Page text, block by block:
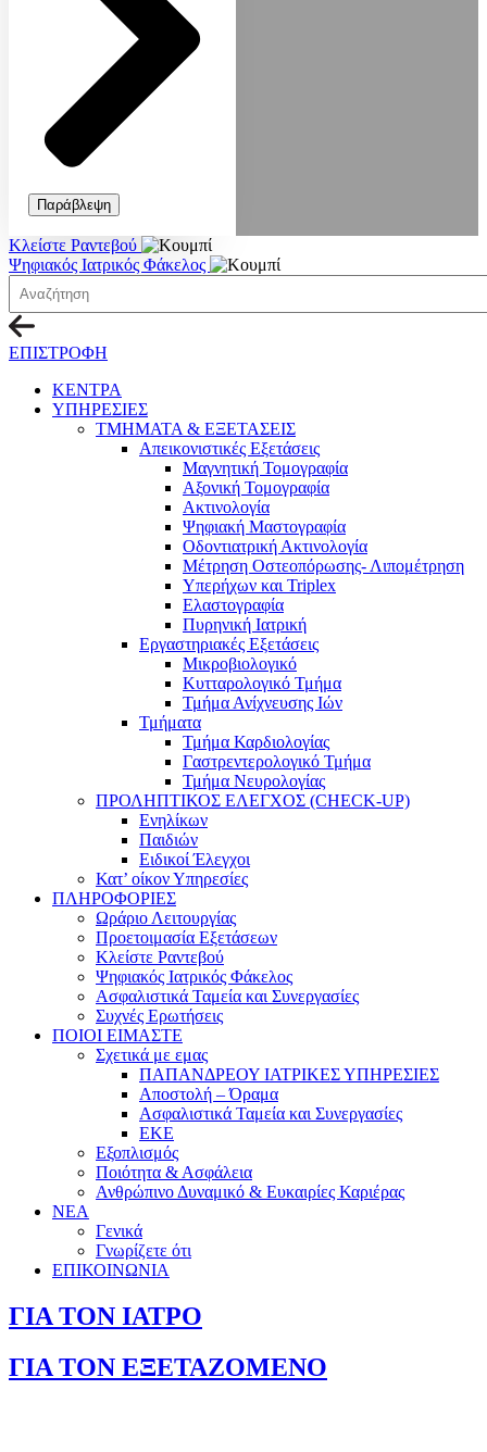
Παράβλεψη
Κλείστε Ραντεβού
Ψηφιακός Ιατρικός Φάκελος
ΕΠΙΣΤΡΟΦΗ
ΚΕΝΤΡΑ
ΥΠΗΡΕΣΙΕΣ
ΤΜΗΜΑΤΑ & ΕΞΕΤΑΣΕΙΣ
Απεικονιστικές Εξετάσεις
Μαγνητική Τομογραφία
Αξονική Τομογραφία
Ακτινολογία
Ψηφιακή Μαστογραφία
Οδοντιατρική Ακτινολογία
Μέτρηση Οστεοπόρωσης- Λιπομέτρηση
Υπερήχων και Triplex
Ελαστογραφία
Πυρηνική Ιατρική
Εργαστηριακές Εξετάσεις
Μικροβιολογικό
Κυτταρολογικό Τμήμα
Τμήμα Ανίχνευσης Ιών
Τμήματα
Τμήμα Καρδιολογίας
Γαστρεντερολογικό Τμήμα
Τμήμα Νευρολογίας
ΠΡΟΛΗΠΤΙΚΟΣ ΕΛΕΓΧΟΣ (CHECK-UP)
Ενηλίκων
Παιδιών
Ειδικοί Έλεγχοι
Κατ’ οίκον Υπηρεσίες
ΠΛΗΡΟΦΟΡΙΕΣ
Ωράριο Λειτουργίας
Προετοιμασία Εξετάσεων
Κλείστε Ραντεβού
Ψηφιακός Ιατρικός Φάκελος
Ασφαλιστικά Ταμεία και Συνεργασίες
Συχνές Ερωτήσεις
ΠΟΙΟΙ ΕΙΜΑΣΤΕ
Σχετικά με εμας
ΠΑΠΑΝΔΡΕΟΥ ΙΑΤΡΙΚΕΣ ΥΠΗΡΕΣΙΕΣ
Αποστολή – Όραμα
Ασφαλιστικά Ταμεία και Συνεργασίες
ΕΚΕ
Εξοπλισμός
Ποιότητα & Ασφάλεια
Ανθρώπινο Δυναμικό & Ευκαιρίες Καριέρας
ΝΕΑ
Γενικά
Γνωρίζετε ότι
ΕΠΙΚΟΙΝΩΝΙΑ
ΓΙΑ ΤΟΝ ΙΑΤΡΟ
ΓΙΑ ΤΟΝ ΕΞΕΤΑΖΟΜΕΝΟ